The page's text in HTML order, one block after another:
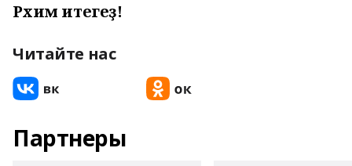
Рәхим итегеҙ!
Читайте нас
Партнеры